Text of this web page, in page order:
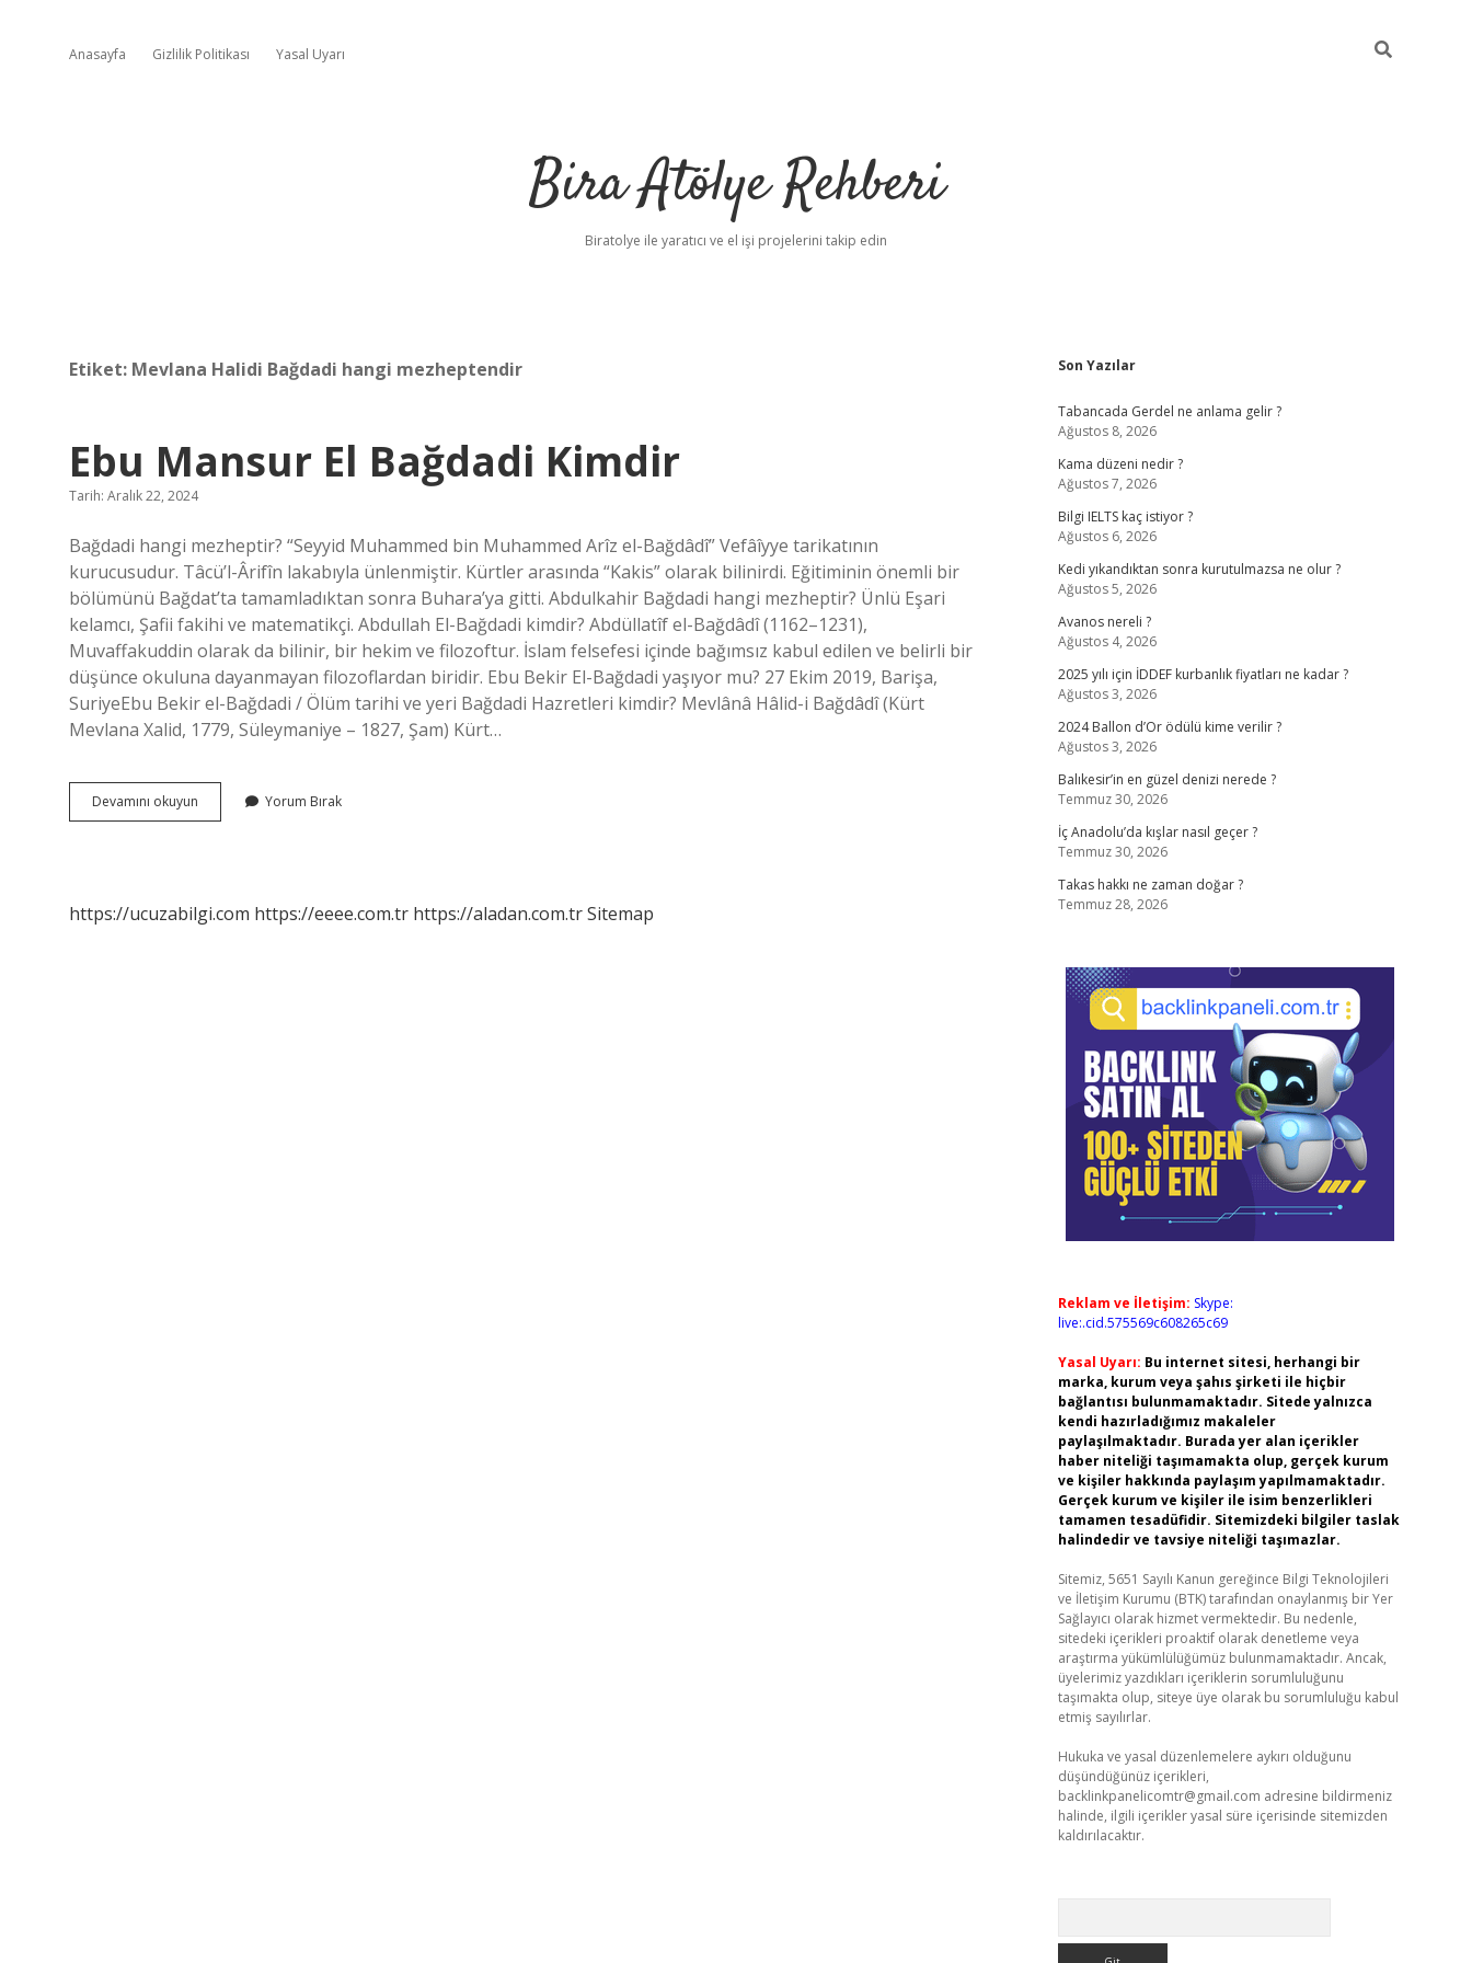
Anasayfa Gizlilik Politikası Yasal Uyarı
Bira Atölye Rehberi
Biratolye ile yaratıcı ve el işi projelerini takip edin
Etiket: Mevlana Halidi Bağdadi hangi mezheptendir
Ebu Mansur El Bağdadi Kimdir
Tarih: Aralık 22, 2024
Bağdadi hangi mezheptir? “Seyyid Muhammed bin Muhammed Arîz el-Bağdâdî” Vefâîyye tarikatının
kurucusudur. Tâcü’l-Ârifîn lakabıyla ünlenmiştir. Kürtler arasında “Kakis” olarak bilinirdi. Eğitiminin önemli bir
bölümünü Bağdat’ta tamamladıktan sonra Buhara’ya gitti. Abdulkahir Bağdadi hangi mezheptir? Ünlü Eşari
kelamcı, Şafii fakihi ve matematikçi. Abdullah El-Bağdadi kimdir? Abdüllatîf el-Bağdâdî (1162–1231),
Muvaffakuddin olarak da bilinir, bir hekim ve filozoftur. İslam felsefesi içinde bağımsız kabul edilen ve belirli bir
düşünce okuluna dayanmayan filozoflardan biridir. Ebu Bekir El-Bağdadi yaşıyor mu? 27 Ekim 2019, Barişa,
SuriyeEbu Bekir el-Bağdadi / Ölüm tarihi ve yeri Bağdadi Hazretleri kimdir? Mevlânâ Hâlid-i Bağdâdî (Kürt
Mevlana Xalid, 1779, Süleymaniye – 1827, Şam) Kürt…
Devamını okuyun
Mansur
Yorum Bırak
https://ucuzabilgi.com https://eeee.com.tr https://aladan.com.trSitemap
Sidebar
Son Yazılar
Tabancada Gerdel ne anlama gelir ?
Ağustos 8, 2026
Kama düzeni nedir ?
Ağustos 7, 2026
Bilgi IELTS kaç istiyor ?
Ağustos 6, 2026
Kedi yıkandıktan sonra kurutulmazsa ne olur ?
Ağustos 5, 2026
Avanos nereli ?
Ağustos 4, 2026
2025 yılı için İDDEF kurbanlık fiyatları ne kadar ?
Ağustos 3, 2026
2024 Ballon d’Or ödülü kime verilir ?
Ağustos 3, 2026
Balıkesir’in en güzel denizi nerede ?
Temmuz 30, 2026
İç Anadolu’da kışlar nasıl geçer ?
Temmuz 30, 2026
Takas hakkı ne zaman doğar ?
Temmuz 28, 2026
Reklam ve İletişim: Skype:
live:.cid.575569c608265c69
Yasal Uyarı: Bu internet sitesi, herhangi bir
marka, kurum veya şahıs şirketi ile hiçbir
bağlantısı bulunmamaktadır. Sitede yalnızca
kendi hazırladığımız makaleler
paylaşılmaktadır. Burada yer alan içerikler
haber niteliği taşımamakta olup, gerçek kurum
ve kişiler hakkında paylaşım yapılmamaktadır.
Gerçek kurum ve kişiler ile isim benzerlikleri
tamamen tesadüfidir. Sitemizdeki bilgiler taslak
halindedir ve tavsiye niteliği taşımazlar.
Sitemiz, 5651 Sayılı Kanun gereğince Bilgi Teknolojileri
ve İletişim Kurumu (BTK) tarafından onaylanmış bir Yer
Sağlayıcı olarak hizmet vermektedir. Bu nedenle,
sitedeki içerikleri proaktif olarak denetleme veya
araştırma yükümlülüğümüz bulunmamaktadır. Ancak,
üyelerimiz yazdıkları içeriklerin sorumluluğunu
taşımakta olup, siteye üye olarak bu sorumluluğu kabul
etmiş sayılırlar.
Hukuka ve yasal düzenlemelere aykırı olduğunu
düşündüğünüz içerikleri,
backlinkpanelicomtr@gmail.com adresine bildirmeniz
halinde, ilgili içerikler yasal süre içerisinde sitemizden
kaldırılacaktır.
ilbetbetci